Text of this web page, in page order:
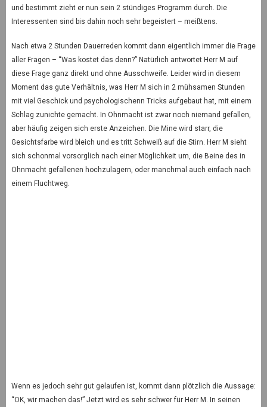
und bestimmt zieht er nun sein 2 stündiges Programm durch. Die
Interessenten sind bis dahin noch sehr begeistert – meißtens.
Nach etwa 2 Stunden Dauerreden kommt dann eigentlich immer die Frage
aller Fragen – “Was kostet das denn?” Natürlich antwortet Herr M auf
diese Frage ganz direkt und ohne Ausschweife. Leider wird in diesem
Moment das gute Verhältnis, was Herr M sich in 2 mühsamen Stunden
mit viel Geschick und psychologischenn Tricks aufgebaut hat, mit einem
Schlag zunichte gemacht. In Ohnmacht ist zwar noch niemand gefallen,
aber häufig zeigen sich erste Anzeichen. Die Mine wird starr, die
Gesichtsfarbe wird bleich und es tritt Schweiß auf die Stirn. Herr M sieht
sich schonmal vorsorglich nach einer Möglichkeit um, die Beine des in
Ohnmacht gefallenen hochzulagern, oder manchmal auch einfach nach
einem Fluchtweg.
Wenn es jedoch sehr gut gelaufen ist, kommt dann plötzlich die Aussage:
“OK, wir machen das!” Jetzt wird es sehr schwer für Herr M. In seinen